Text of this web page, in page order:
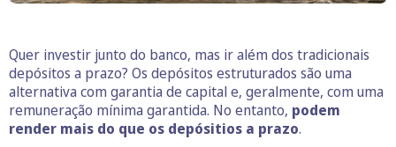
Quer investir junto do banco, mas ir além dos tradicionais
depósitos a prazo? Os depósitos estruturados são uma
alternativa com garantia de capital e, geralmente, com uma
remuneração mínima garantida. No entanto, podem
render mais do que os depósitios a prazo.